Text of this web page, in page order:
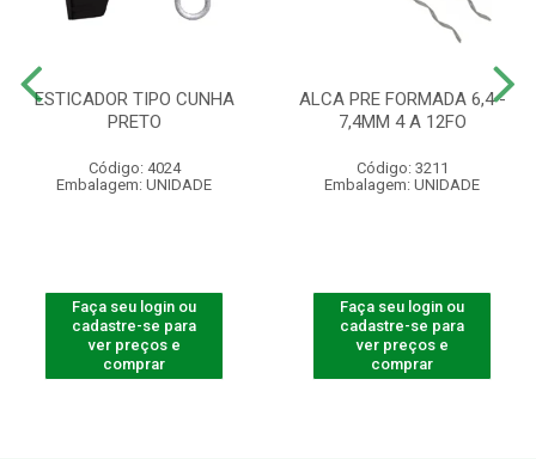
ESTICADOR TIPO CUNHA
PRETO
Código: 4024
Embalagem: UNIDADE
Faça seu login ou
cadastre-se para
ver preços e
comprar
ALCA PRE FORMADA 6,4 -
7,4MM 4 A 12FO
Código: 3211
Embalagem: UNIDADE
Faça seu login ou
cadastre-se para
ver preços e
comprar